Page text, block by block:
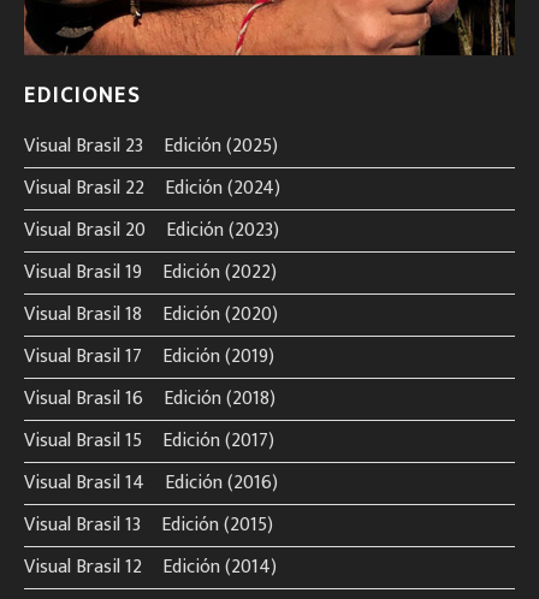
EDICIONES
Visual Brasil 23º Edición (2025)
Visual Brasil 22º Edición (2024)
Visual Brasil 20º Edición (2023)
Visual Brasil 19º Edición (2022)
Visual Brasil 18º Edición (2020)
Visual Brasil 17º Edición (2019)
Visual Brasil 16º Edición (2018)
Visual Brasil 15º Edición (2017)
Visual Brasil 14º Edición (2016)
Visual Brasil 13º Edición (2015)
Visual Brasil 12º Edición (2014)